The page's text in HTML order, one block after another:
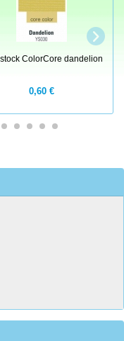
ColorCore dandelion
0,60 €